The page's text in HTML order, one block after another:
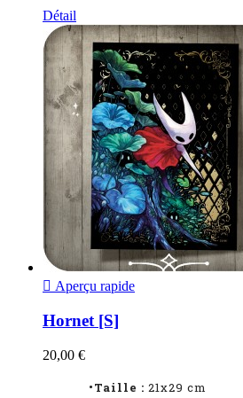
Détail
 Aperçu rapide
Hornet [S]
20,00 €
•Taille : 21x29 cm